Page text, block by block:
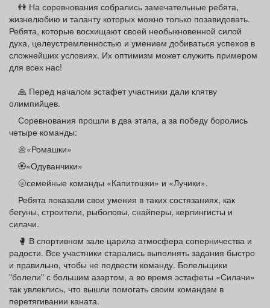
👫 На соревнования собрались замечательные ребята,
жизнелюбию и таланту которых можно только позавидовать.
Ребята, которые восхищают своей необыкновенной силой
духа, целеустремленностью и умением добиваться успехов в
сложнейших условиях. Их оптимизм может служить примером
для всех нас!
🙏 Перед началом эстафет участники дали клятву
олимпийцев.
Соревнования прошли в два этапа, а за победу боролись
четыре команды:
🌼«Ромашки»
🏵«Одуванчики»
🌝семейные команды «Капитошки» и «Лучики».
Ребята показали свои умения в таких состязаниях, как
бегуны, строители, рыболовы, снайперы, керлингисты и
силачи.
🥊 В спортивном зале царила атмосфера соперничества и
радости. Все участники старались выполнять задания быстро
и правильно, чтобы не подвести команду. Болельщики
"болели" с большим азартом, а во время эстафеты «Силачи»
так увлеклись, что вышли помогать своим командам в
перетягивании каната.